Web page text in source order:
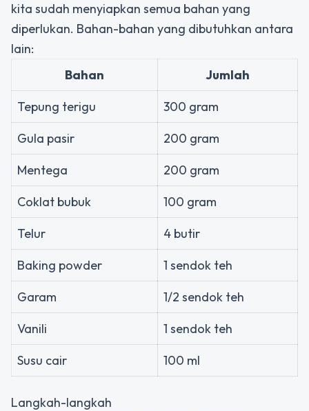
kita sudah menyiapkan semua bahan yang
diperlukan. Bahan-bahan yang dibutuhkan antara
lain:
Bahan
Jumlah
Tepung terigu
300 gram
Gula pasir
200 gram
Mentega
200 gram
Coklat bubuk
100 gram
Telur
4 butir
Baking powder
1 sendok teh
Garam
1/2 sendok teh
Vanili
1 sendok teh
Susu cair
100 ml
Langkah-langkah